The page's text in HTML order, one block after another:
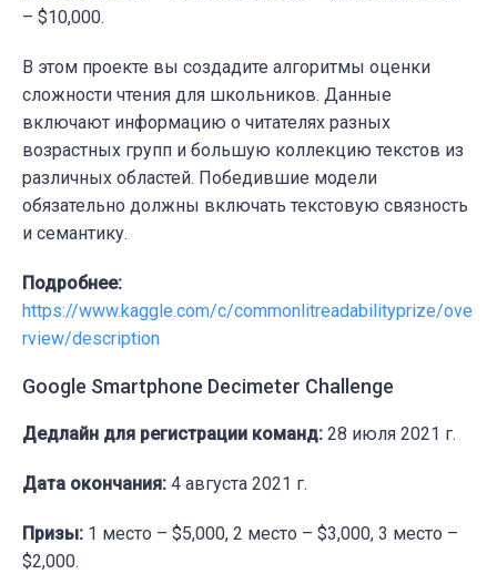
– $10,000.
В этом проекте вы создадите алгоритмы оценки
сложности чтения для школьников. Данные
включают информацию о читателях разных
возрастных групп и большую коллекцию текстов из
различных областей. Победившие модели
обязательно должны включать текстовую связность
и семантику.
Подробнее:
https://www.kaggle.com/c/commonlitreadabilityprize/ove
rview/description
Google Smartphone Decimeter Challenge
Дедлайн для регистрации команд: 28 июля 2021 г.
Дата окончания: 4 августа 2021 г.
Призы: 1 место – $5,000, 2 место – $3,000, 3 место –
$2,000.